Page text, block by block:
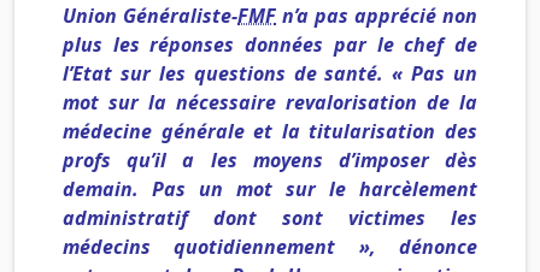
Union Généraliste-FMF n’a pas apprécié non
plus les réponses données par le chef de
l’Etat sur les questions de santé.« Pas un
mot sur la nécessaire revalorisation de la
médecine générale et la titularisation des
profs qu’il a les moyens d’imposer dès
demain. Pas un mot sur le harcèlement
administratif dont sont victimes les
médecins quotidiennement », dénonce